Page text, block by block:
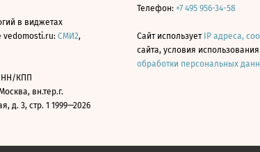
в виджетах
vedomosti.ru: СМИ2,
КПП
Москва, вн.тер.г.
д. 3, стр. 1 1999—2026
Телефон: +7 495 956-34-58
Сайт использует IP адреса,
сайта, условия
обработки персональных